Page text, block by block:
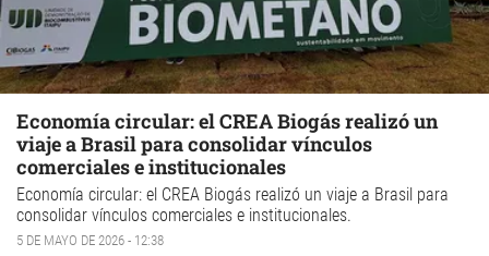
Economía circular: el CREA Biogás realizó un
viaje a Brasil para consolidar vínculos
comerciales e institucionales
Economía circular: el CREA Biogás realizó un viaje a Brasil para
consolidar vínculos comerciales e institucionales.
5 DE MAYO DE 2026 - 12:38